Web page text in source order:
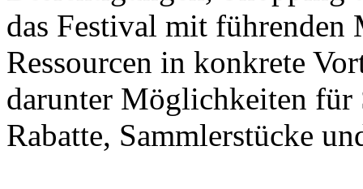
das Festival mit führenden
Ressourcen in konkrete
darunter Möglichkeiten
Rabatte, Sammlerstücke